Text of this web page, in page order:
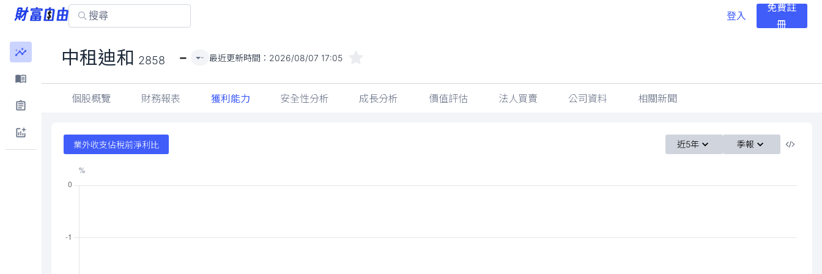
登入
免費註
冊
中租迪和 2858 - - 最近更新時間： 2026/08/07 17:05
個股概覽 財務報表 獲利能力 安全性分析 成長分析 價值評估 法人買賣 公司資料 相關新聞
業外收支佔稅前淨利比 近5年 季報